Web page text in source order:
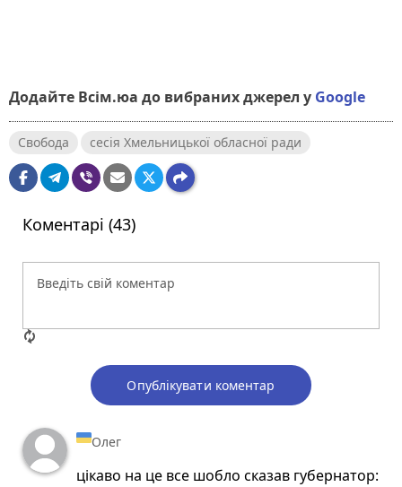
Додайте Всім.юа до вибраних джерел у Google
Свобода сесія Хмельницької обласної ради
Коментарі (43)
Опублікувати коментар
Олег
цікаво на це все шобло сказав губернатор: